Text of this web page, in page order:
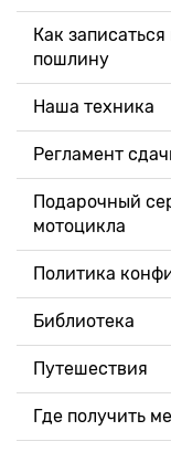
Как
пошлину
Наша техника
Регламент
Подарочный
мотоцикла
Политика
Библиотека
Путешествия
Где получить